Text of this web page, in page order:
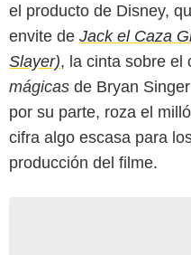
el producto de Disney,
envite de Jack el Caza
Slayer), la cinta sobre el
mágicas de Bryan
por su parte, roza el
cifra algo escasa para
producción del filme.